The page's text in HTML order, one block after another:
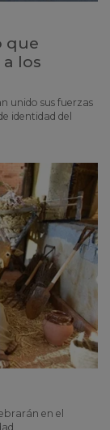
que
los
unido sus fuerzas
identidad del
en el